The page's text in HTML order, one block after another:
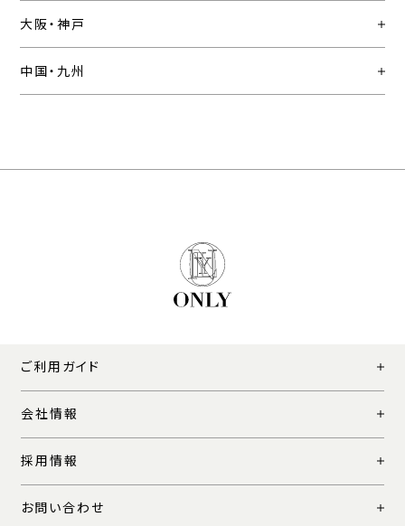
大阪・神戸
中国・九州
ご利用ガイド
会社情報
採用情報
お問い合わせ